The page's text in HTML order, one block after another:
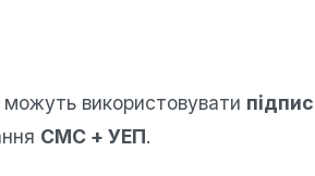
можуть використовувати
СМС + УЕП.